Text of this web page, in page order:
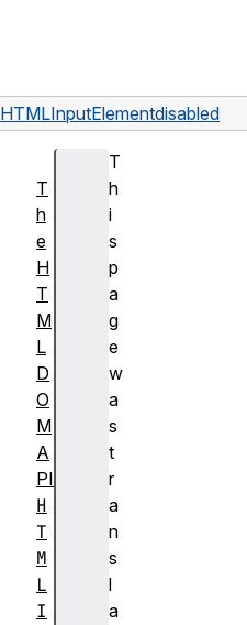
HTMLInputElementdisabled
T
h
i
s
p
a
g
e
w
a
s
t
r
a
n
s
l
a
T
h
e
H
T
M
L
D
O
M
A
PI
H
T
M
L
I